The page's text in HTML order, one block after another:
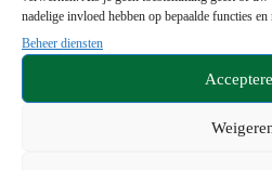
nadelige invloed hebben op bepaalde functies
Beheer diensten